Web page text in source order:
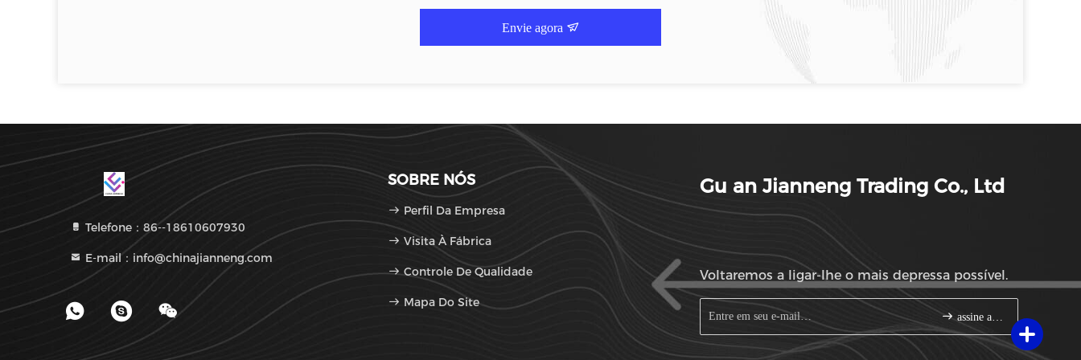
Envie agora
Telefone：86--18610607930
E-mail：info@chinajianneng.com
SOBRE NÓS
Perfil Da Empresa
Visita À Fábrica
Controle De Qualidade
Mapa Do Site
Gu an Jianneng Trading Co., Ltd
Voltaremos a ligar-lhe o mais depressa possível.
assine acima